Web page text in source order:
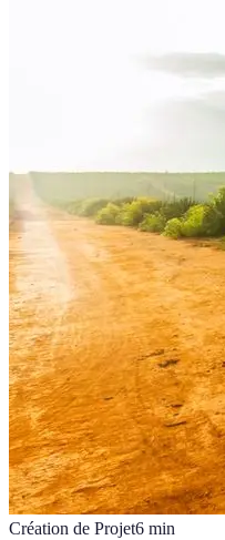
Création de Projet6 min